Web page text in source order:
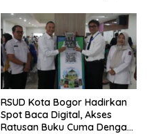
Se-Bogor
RSUD Kota Bogor Hadirkan
Spot Baca Digital, Akses
Ratusan Buku Cuma Dengan